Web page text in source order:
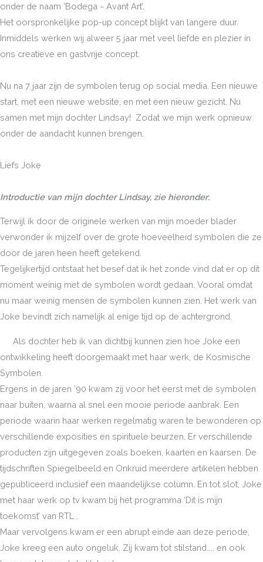
onder de naam ‘Bodega ~ Avant Art’.
Het oorspronkelijke pop-up concept blijkt van langere duur.
Inmiddels werken wij alweer 5 jaar met veel liefde en plezier in
ons creatieve en gastvrije concept.
Nu na 7 jaar zijn de symbolen terug op social media. Een nieuwe
start, met een nieuwe website, en met een nieuw gezicht. Nu
samen met mijn dochter Lindsay! Zodat we mijn werk opnieuw
onder de aandacht kunnen brengen.
Liefs Joke
Introductie van mijn dochter Lindsay, zie hieronder:
Terwijl ik door de originele werken van mijn moeder blader
verwonder ik mijzelf over de grote hoeveelheid symbolen die ze
door de jaren heen heeft getekend.
Tegelijkertijd ontstaat het besef dat ik het zonde vind dat er op dit
moment weinig met de symbolen wordt gedaan. Vooral omdat
nu maar weinig mensen de symbolen kunnen zien. Het werk van
Joke bevindt zich namelijk al enige tijd op de achtergrond.
Als dochter heb ik van dichtbij kunnen zien hoe Joke een
ontwikkeling heeft doorgemaakt met haar werk, de Kosmische
Symbolen.
Ergens in de jaren ’90 kwam zij voor het eerst met de symbolen
naar buiten, waarna al snel een mooie periode aanbrak. Een
periode waarin haar werken regelmatig waren te bewonderen op
verschillende exposities en spirituele beurzen. Er verschillende
producten zijn uitgegeven zoals boeken, kaarten en kaarsen. De
tijdschriften Spiegelbeeld en Onkruid meerdere artikelen hebben
gepubliceerd inclusief een maandelijkse column. En tot slot, Joke
met haar werk op tv kwam bij het programma ‘Dit is mijn
toekomst’ van RTL .
Maar vervolgens kwam er een abrupt einde aan deze periode,
Joke kreeg een auto ongeluk. Zij kwam tot stilstand….. en ook